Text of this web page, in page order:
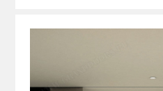
пластика и может